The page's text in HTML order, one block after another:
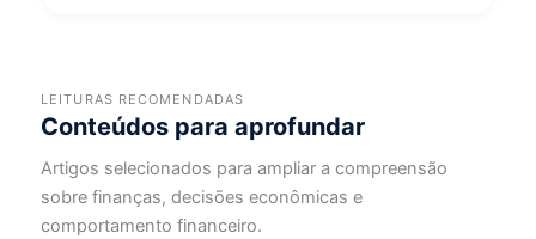
LEITURAS RECOMENDADAS
Conteúdos para aprofundar
Artigos selecionados para ampliar a compreensão
sobre finanças, decisões econômicas e
comportamento financeiro.